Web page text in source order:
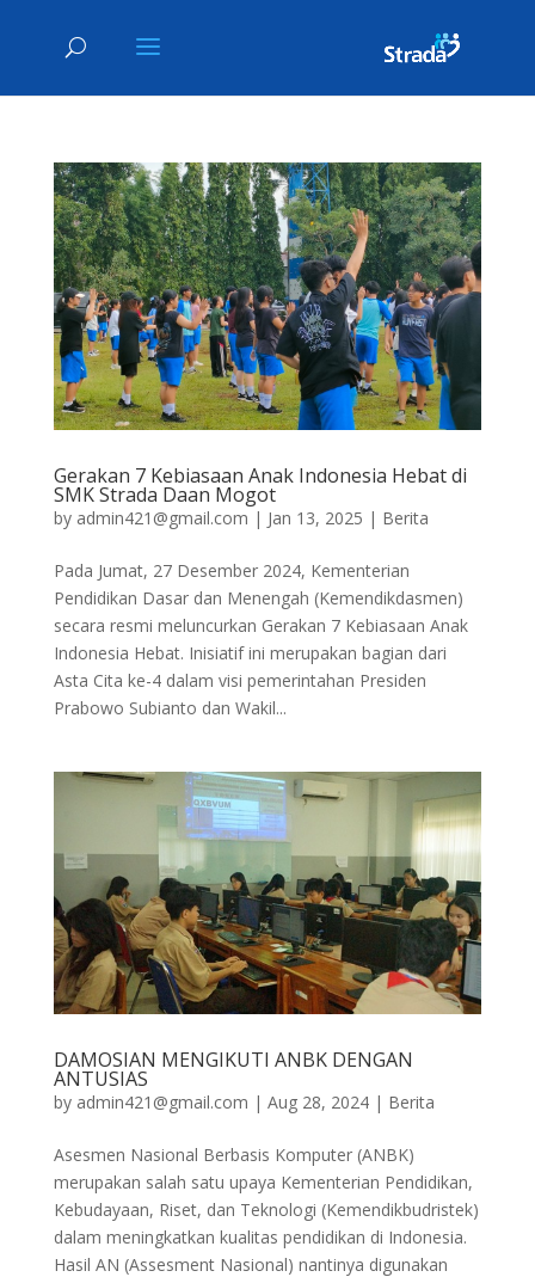
Gerakan 7 Kebiasaan Anak Indonesia Hebat di
SMK Strada Daan Mogot
by admin421@gmail.com | Jan 13, 2025 | Berita
Pada Jumat, 27 Desember 2024, Kementerian
Pendidikan Dasar dan Menengah (Kemendikdasmen)
secara resmi meluncurkan Gerakan 7 Kebiasaan Anak
Indonesia Hebat. Inisiatif ini merupakan bagian dari
Asta Cita ke-4 dalam visi pemerintahan Presiden
Prabowo Subianto dan Wakil...
DAMOSIAN MENGIKUTI ANBK DENGAN
ANTUSIAS
by admin421@gmail.com | Aug 28, 2024| Berita
Asesmen Nasional Berbasis Komputer (ANBK)
merupakan salah satu upaya Kementerian Pendidikan,
Kebudayaan, Riset, dan Teknologi (Kemendikbudristek)
dalam meningkatkan kualitas pendidikan di Indonesia.
Hasil AN (Assesment Nasional) nantinya digunakan